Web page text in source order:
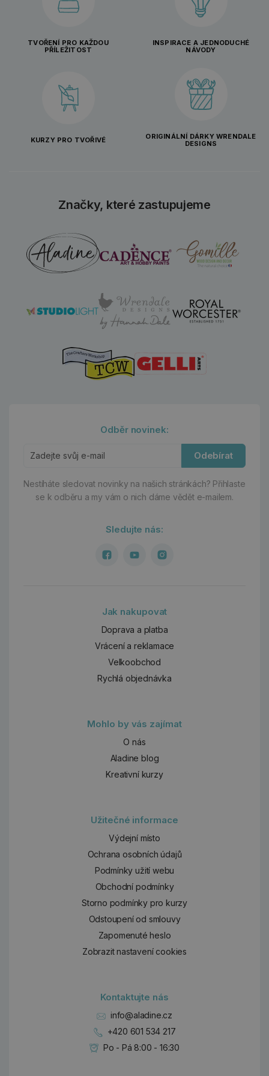
TVOŘENÍ PRO KAŽDOU
PŘÍLEŽITOST
INSPIRACE A JEDNODUCHÉ
NÁVODY
KURZY PRO TVOŘIVÉ
ORIGINÁLNÍ DÁRKY WRENDALE
DESIGNS
Značky, které zastupujeme
Odběr novinek:
Odebírat
Nestíháte sledovat novinky na našich stránkách? Přihlaste
se k odběru a my vám o nich dáme vědět e-mailem.
Sledujte nás:
Jak nakupovat
Doprava a platba
Vrácení a reklamace
Velkoobchod
Rychlá objednávka
Mohlo by vás zajímat
O nás
Aladine blog
Kreativní kurzy
Užitečné informace
Výdejní místo
Ochrana osobních údajů
Podmínky užití webu
Obchodní podmínky
Storno podmínky pro kurzy
Odstoupení od smlouvy
Zapomenuté heslo
Zobrazit nastavení cookies
Kontaktujte nás
info@aladine.cz
+420 601 534 217
Po - Pá 8:00 - 16:30